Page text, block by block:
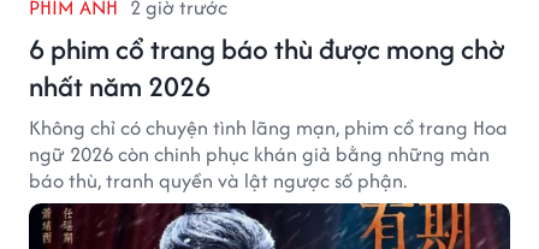
PHIM ẢNH 2 giờ trước
6 phim cổ trang báo thù được mong chờ
nhất năm 2026
Không chỉ có chuyện tình lãng mạn, phim cổ trang Hoa
ngữ 2026 còn chinh phục khán giả bằng những màn
báo thù, tranh quyền và lật ngược số phận.